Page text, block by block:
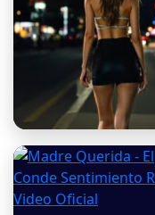
LA FIESTA DE LOS
DIABLOS - ESTEBAN
VERA